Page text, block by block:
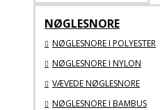
NØGLESNORE
NØGLESNORE I POLYESTER
NØGLESNORE I NYLON
VÆVEDE NØGLESNORE
NØGLESNORE I BAMBUS